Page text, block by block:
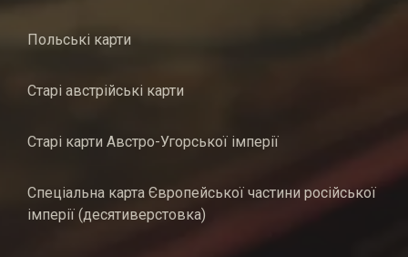
Польські карти
Старі австрійські карти
Старі карти Австро-Угорської імперії
Спеціальна карта Європейської частини російської
імперії (десятиверстовка)